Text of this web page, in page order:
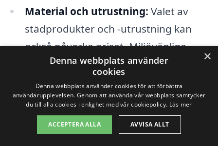
Material och utrustning: Valet av
städprodukter och -utrustning kan
också påverka priset. Miljövänliga
produkter är ofta dyrare men kan
locka vissa företag.
För att få det bästa erbjudandet på
företagsstäd i Länghem är det en bra idé
×
Denna webbplats använder
cookies
Denna webbplats använder cookies för att förbättra
användarupplevelsen. Genom att använda vår webbplats samtycker
du till alla cookies i enlighet med vår cookiepolicy. Läs mer
ACCEPTERA ALLA AVVISA ALLT